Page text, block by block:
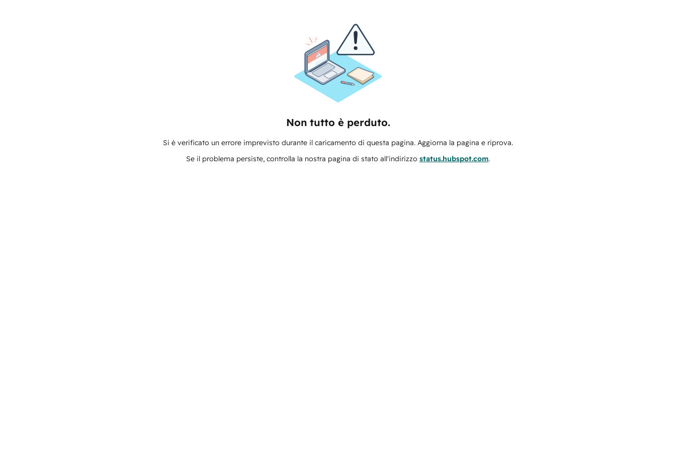
Non tutto è perduto.
Si è verificato un errore imprevisto durante il caricamento di questa pagina. Aggiorna la pagina e riprova.
Se il problema persiste, controlla la nostra pagina di stato all'indirizzo status.hubspot.com.